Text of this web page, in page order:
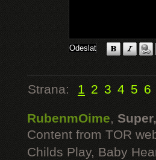
Strana: 1 2 3 4 5 6
RubenmOime,
Content from TOR
Childs Play, Baby